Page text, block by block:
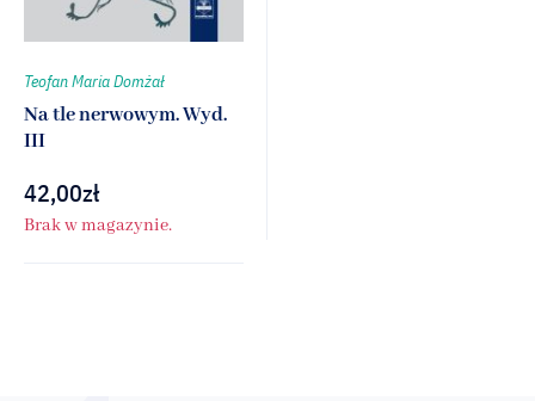
Teofan Maria Domżał
Na tle nerwowym. Wyd.
III
42,00zł
Brak w magazynie.